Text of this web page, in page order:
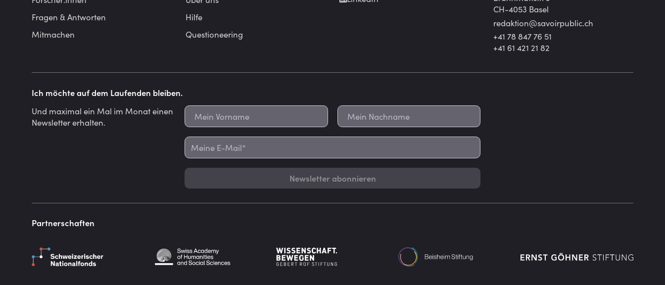
Fragen & Antworten
Mitmachen
Hilfe
Questioneering
CH-4053 Basel
redaktion@savoirpublic.ch
+41 78 847 76 51
+41 61 421 21 82
Ich möchte auf dem Laufenden bleiben.
Und maximal ein Mal im Monat einen
Newsletter erhalten.
Newsletter abonnieren
Partnerschaften